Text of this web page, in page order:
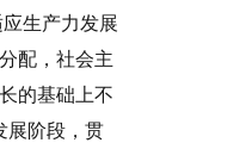
生产力发展
配 ，社会主
的基础上不
展阶段，贯